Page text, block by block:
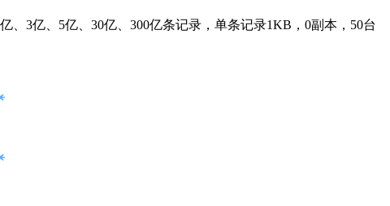
、3亿、5亿、30亿、300亿条记录，单条记录1KB，0副本，50台